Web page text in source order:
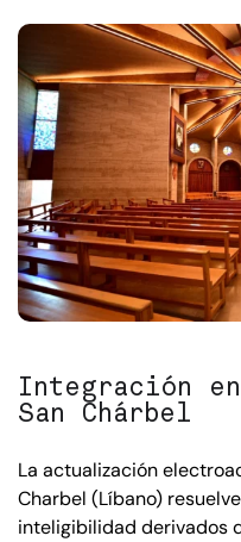
Integración
San Chárbel
La actualización
Charbel (Líbano)
inteligibilidad derivados